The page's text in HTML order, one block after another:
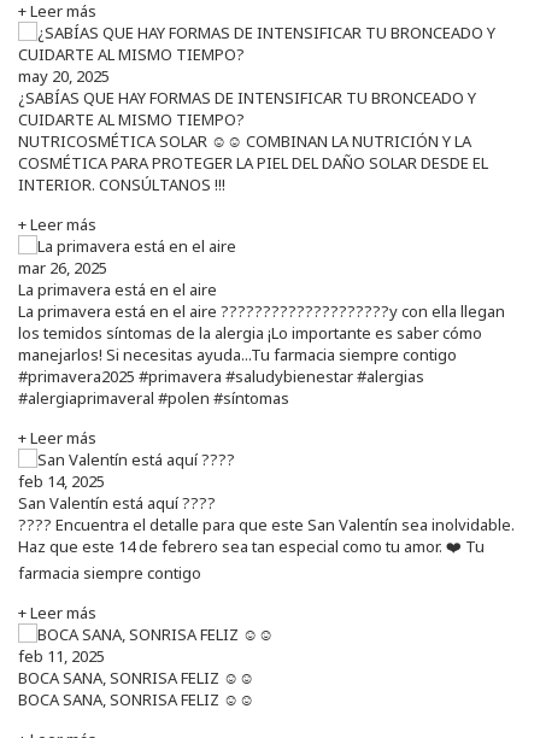
+ Leer más
may 20, 2025
¿SABÍAS QUE HAY FORMAS DE INTENSIFICAR TU BRONCEADO Y
CUIDARTE AL MISMO TIEMPO?
NUTRICOSMÉTICA SOLAR ☺️☺️ COMBINAN LA NUTRICIÓN Y LA
COSMÉTICA PARA PROTEGER LA PIEL DEL DAÑO SOLAR DESDE EL
INTERIOR. CONSÚLTANOS !!!
+ Leer más
mar 26, 2025
La primavera está en el aire
La primavera está en el aire ????????????????????y con ella llegan
los temidos síntomas de la alergia ¡Lo importante es saber cómo
manejarlos! Si necesitas ayuda...Tu farmacia siempre contigo
#primavera2025 #primavera #saludybienestar #alergias
#alergiaprimaveral #polen #síntomas
+ Leer más
feb 14, 2025
San Valentín está aquí ????
???? Encuentra el detalle para que este San Valentín sea inolvidable.
Haz que este 14 de febrero sea tan especial como tu amor. ❤️ Tu
farmacia siempre contigo
+ Leer más
feb 11, 2025
BOCA SANA, SONRISA FELIZ ☺️☺️
BOCA SANA, SONRISA FELIZ ☺️☺️